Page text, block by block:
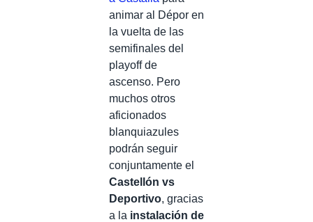
animar al Dépor en
la vuelta de las
semifinales del
playoff de
ascenso. Pero
muchos otros
aficionados
blanquiazules
podrán seguir
conjuntamente el
Castellón vs
Deportivo, gracias
a la instalación de